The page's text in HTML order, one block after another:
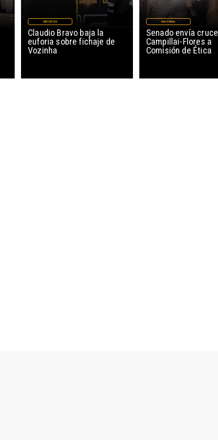
Claudio Bravo baja la
euforia sobre fichaje de
Vozinha
DEPORTES
Senado envía cruce
Campillai-Flores a
Comisión de Ética
NACIONAL